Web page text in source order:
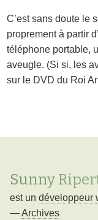
C’est sans doute le
proprement à partir
téléphone portable,
aveugle. (Si si, les
sur le DVD du Roi
Sunny
est un développeur
—Archives